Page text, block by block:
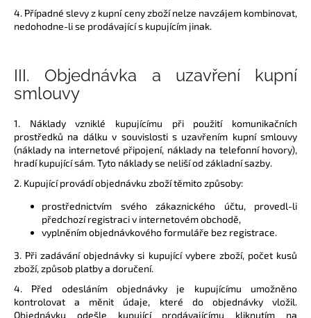
4. Případné slevy z kupní ceny zboží nelze navzájem kombinovat,
nedohodne-li se prodávající s kupujícím jinak.
III. Objednávka a uzavření kupní
smlouvy
1. Náklady vzniklé kupujícímu při použití komunikačních
prostředků na dálku v souvislosti s uzavřením kupní smlouvy
(náklady na internetové připojení, náklady na telefonní hovory),
hradí kupující sám. Tyto náklady se neliší od základní sazby.
2. Kupující provádí objednávku zboží těmito způsoby:
prostřednictvím svého zákaznického účtu, provedl-li
předchozí registraci v internetovém obchodě,
vyplněním objednávkového formuláře bez registrace.
3. Při zadávání objednávky si kupující vybere zboží, počet kusů
zboží, způsob platby a doručení.
4. Před odesláním objednávky je kupujícímu umožněno
kontrolovat a měnit údaje, které do objednávky vložil.
Objednávku odešle kupující prodávajícímu kliknutím na
TRIKO
REINDERS
Kč